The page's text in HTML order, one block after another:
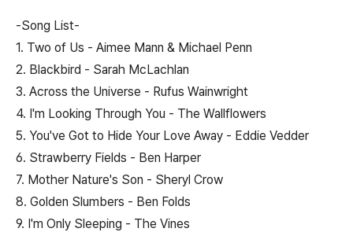
-Song List-
1. Two of Us - Aimee Mann & Michael Penn
2. Blackbird - Sarah McLachlan
3. Across the Universe - Rufus Wainwright
4. I'm Looking Through You - The Wallflowers
5. You've Got to Hide Your Love Away - Eddie Vedder
6. Strawberry Fields - Ben Harper
7. Mother Nature's Son - Sheryl Crow
8. Golden Slumbers - Ben Folds
9. I'm Only Sleeping - The Vines